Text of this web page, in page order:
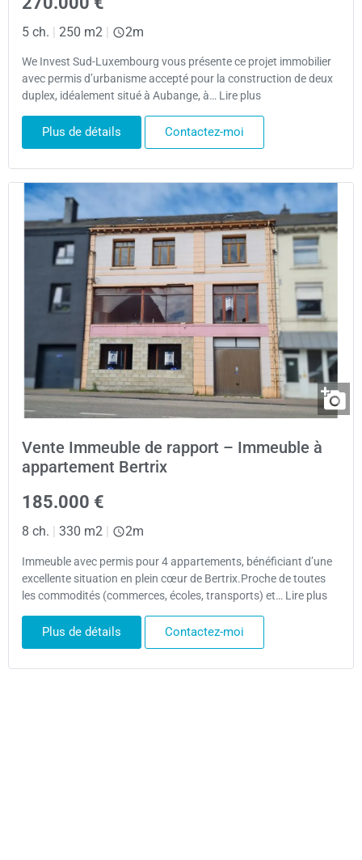
5 ch. | 250 m2 | 2m
We Invest Sud-Luxembourg vous présente ce projet immobilier
avec permis d’urbanisme accepté pour la construction de deux
duplex, idéalement situé à Aubange, à… Lire plus
Plus de détails Contactez-moi
Vente Immeuble de rapport – Immeuble à
appartement Bertrix
185.000 €
8 ch. 330 m2 2m
Immeuble avec permis pour 4 appartements, bénéficiant d’une
excellente situation en plein cœur de Bertrix.Proche de toutes
les commodités (commerces, écoles, transports) et… Lire plus
Plus de détails Contactez-moi